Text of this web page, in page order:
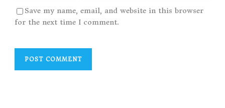
Save my name, email, and website in this browser
for the next time I comment.